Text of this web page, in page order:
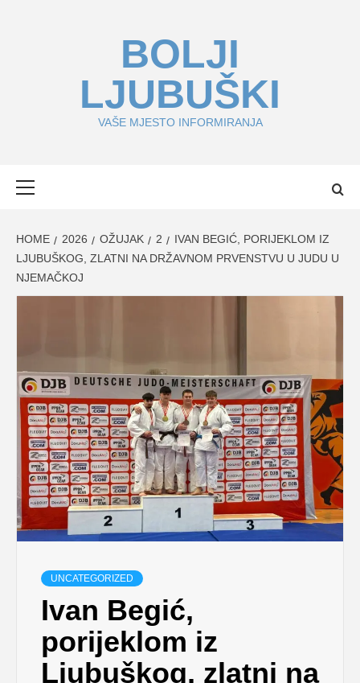
BOLJI
LJUBUŠKI
VAŠE MJESTO INFORMIRANJA
HOME 2026 OŽUJAK 2
IVAN BEGIĆ, PORIJEKLOM IZ
LJUBUŠKOG, ZLATNI NA DRŽAVNOM PRVENSTVU U JUDU U
NJEMAČKOJ
UNCATEGORIZED
Ivan Begić,
porijeklom iz
Ljubuškog, zlatni na